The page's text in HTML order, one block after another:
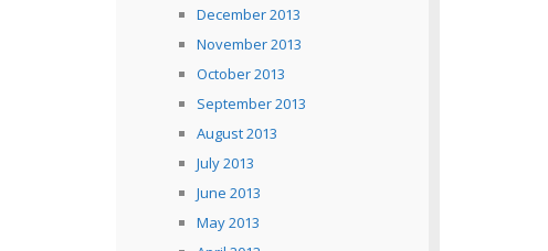
December 2013
November 2013
October 2013
September 2013
August 2013
July 2013
June 2013
May 2013